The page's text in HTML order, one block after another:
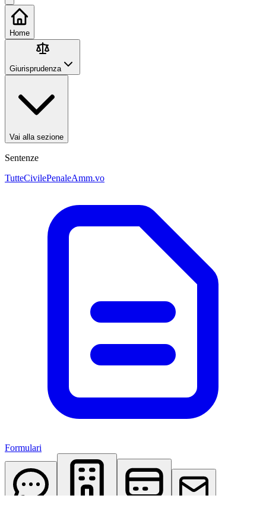
Home
Giurisprudenza
Vai alla sezione
Sentenze
TutteCivilePenaleAmm.vo
Formulari